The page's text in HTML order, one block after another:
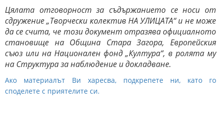
Цялата отговорност за съдържанието се носи от
сдружение „Творчески колектив НА УЛИЦАТА“ и не може
да се счита, че този документ отразява официалното
становище на Община Стара Загора, Европейския
съюз или на Национален фонд „Култура“, в ролята му
на Структура за наблюдение и докладване.
Ако материалът Ви харесва, подкрепете ни, като го
споделете с приятелите си.